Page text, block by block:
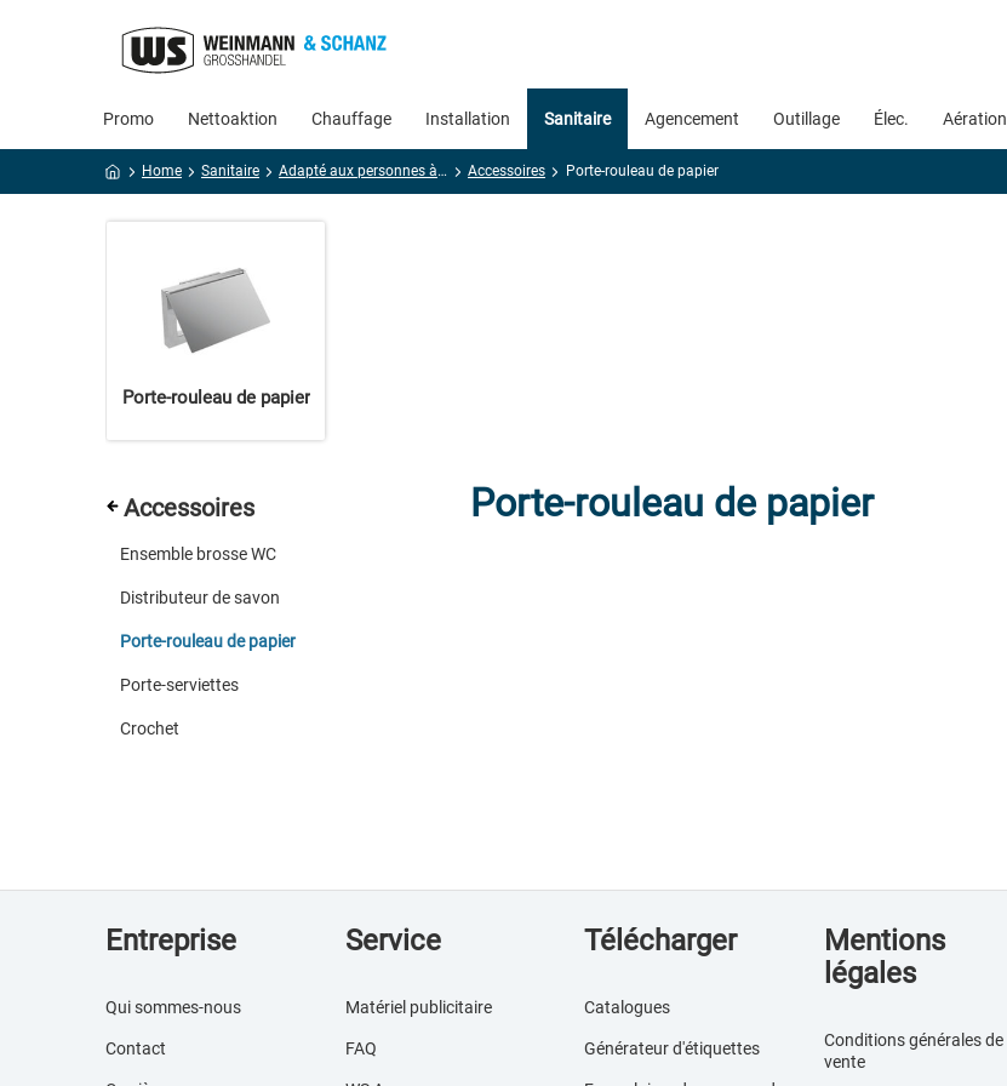
Promo Nettoaktion Chauffage Installation Sanitaire Agencement Outillage Élec. Aération
Home Sanitaire Adapté aux personnes à mobilité réduite Accessoires Porte-rouleau de papier
Porte-rouleau de papier
Accessoires
Ensemble brosse WC
Distributeur de savon
Porte-rouleau de papier
Porte-serviettes
Crochet
Porte-rouleau de papier
Entreprise
Qui sommes-nous
Contact
Service
Matériel publicitaire
FAQ
Télécharger
Catalogues
Générateur d'étiquettes
Mentions
légales
Conditions générales de
vente